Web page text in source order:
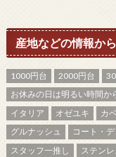
産地などの情報か
1000円台 2000円台
お休みの日は明るい時間か
イタリア
オゼユキ カ
グルナッシュ
コート・
スタッフ一推し
ステン